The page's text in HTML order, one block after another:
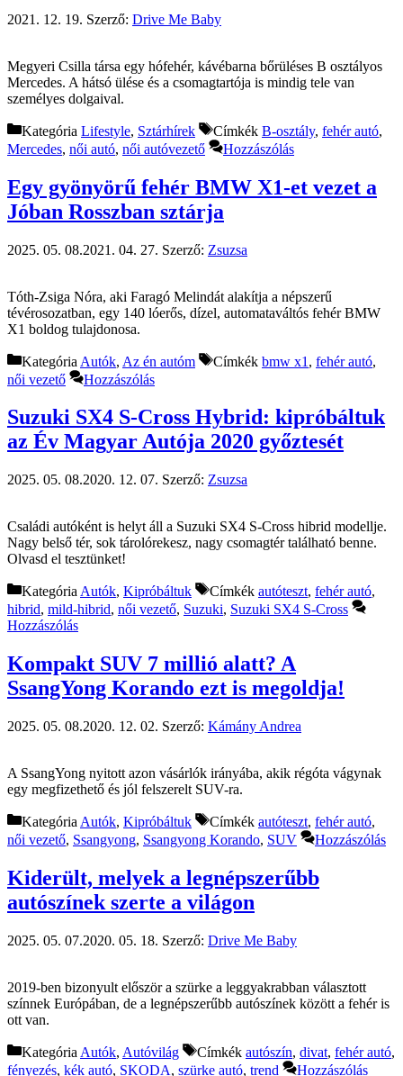
2021. 12. 19. Szerző: Drive Me Baby
Megyeri Csilla társa egy hófehér, kávébarna bőrüléses B osztályos
Mercedes. A hátsó ülése és a csomagtartója is mindig tele van
személyes dolgaival.
Kategória Lifestyle, Sztárhírek Címkék B-osztály, fehér autó,
Mercedes, női autó, női autóvezető Hozzászólás
Egy gyönyörű fehér BMW X1-et vezet a
Jóban Rosszban sztárja
2025. 05. 08.2021. 04. 27. Szerző: Zsuzsa
Tóth-Zsiga Nóra, aki Faragó Melindát alakítja a népszerű
tévérosozatban, egy 140 lóerős, dízel, automataváltós fehér BMW
X1 boldog tulajdonosa.
Kategória Autók, Az én autóm Címkék bmw x1 , fehér autó,
női vezető
Hozzászólás
Suzuki SX4 S-Cross Hybrid: kipróbáltuk
az Év Magyar Autója 2020 győztesét
2025. 05. 08.2020. 12. 07. Szerző: Zsuzsa
Családi autóként is helyt áll a Suzuki SX4 S-Cross hibrid modellje.
Nagy belső tér, sok tárolórekesz, nagy csomagtér található benne.
Olvasd el tesztünket!
Kategória Autók, Kipróbáltuk Címkék autóteszt, fehér autó,
hibrid, mild-hibrid, női vezető, Suzuki, Suzuki SX4 S-Cross
Hozzászólás
Kompakt SUV 7 millió alatt? A
SsangYong Korando ezt is megoldja!
2025. 05. 08.2020. 12. 02. Szerző: Kámány Andrea
A SsangYong nyitott azon vásárlók irányába, akik régóta vágynak
egy megfizethető és jól felszerelt SUV-ra.
Kategória Autók, Kipróbáltuk Címkék autóteszt, fehér autó,
női vezető, Ssangyong, Ssangyong Korando, SUV Hozzászólás
Kiderült, melyek a legnépszerűbb
autószínek szerte a világon
2025. 05. 07.2020. 05. 18. Szerző: Drive Me Baby
2019-ben bizonyult először a szürke a leggyakrabban választott
színnek Európában, de a legnépszerűbb autószínek között a fehér is
ott van.
Kategória Autók, Autóvilág Címkék autószín, divat, fehér autó,
fényezés, kék autó, SKODA, szürke autó, trend
Hozzászólás